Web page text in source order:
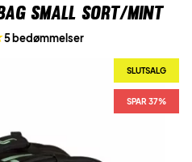
Small Sort/Mint
5 bedømmelser
SLUTSALG
SPAR 37%
SLUTSALG
SPAR 37%